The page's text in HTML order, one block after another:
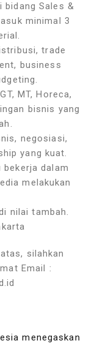
bidang Sales &
minimal 3
trade
business
MT, Horeca,
bisnis yang
negosiasi,
yang kuat.
dalam
melakukan
nilai tambah.
silahkan
Email :
menegaskan